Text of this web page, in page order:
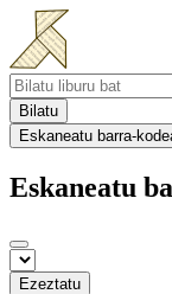
Bilatu
Eskaneatu barra-
Eskaneatu
Ezeztatu